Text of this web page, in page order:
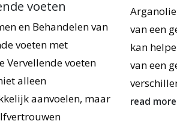
voeten
en Behandelen van
voeten met
Vervellende voeten
alleen
aanvoelen, maar
van een
kan
van een
read more